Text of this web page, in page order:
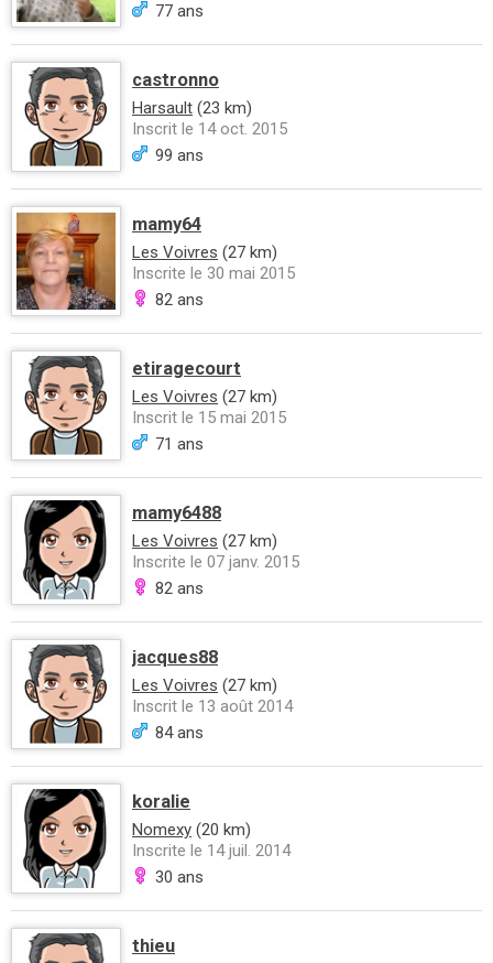
77 ans
castronno
Harsault (23 km)
Inscrit le 14 oct. 2015
99 ans
mamy64
Les Voivres (27 km)
Inscrite le 30 mai 2015
82 ans
etiragecourt
Les Voivres (27 km)
Inscrit le 15 mai 2015
71 ans
mamy6488
Les Voivres (27 km)
Inscrite le 07 janv. 2015
82 ans
jacques88
Les Voivres (27 km)
Inscrit le 13 août 2014
84 ans
koralie
Nomexy (20 km)
Inscrite le 14 juil. 2014
30 ans
thieu